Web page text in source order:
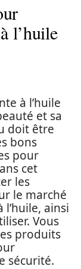
l’huile
à l’huile
et sa
doit être
bons
pour
cet
les
le marché
ainsi
Vous
produits
sécurité.